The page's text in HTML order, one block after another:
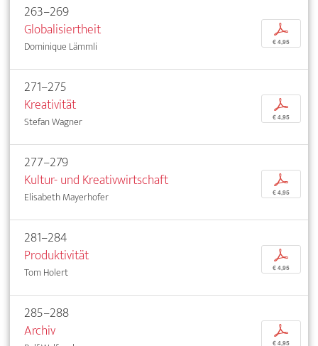
263–269
Globalisiertheit
Dominique Lämmli
p
€ 4,95
271–275
Kreativität
Stefan Wagner
p
€ 4,95
277–279
Kultur- und Kreativwirtschaft
Elisabeth Mayerhofer
p
€ 4,95
281–284
Produktivität
Tom Holert
p
€ 4,95
285–288
Archiv
p
€ 4,95